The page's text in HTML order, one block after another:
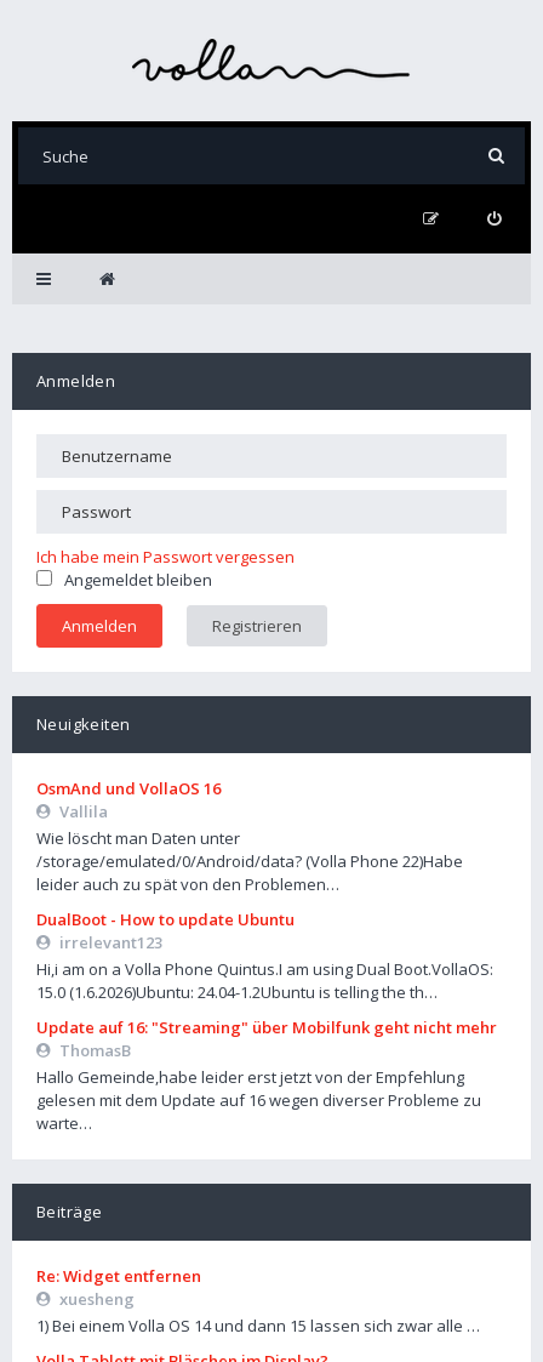
Anmelden
Ich habe mein Passwort vergessen
Angemeldet bleiben
Registrieren
Neuigkeiten
OsmAnd und VollaOS 16
Vallila
Wie löscht man Daten unter
/storage/emulated/0/Android/data? (Volla Phone 22)Habe
leider auch zu spät von den Problemen…
DualBoot - How to update Ubuntu
irrelevant123
Hi,i am on a Volla Phone Quintus.I am using Dual Boot.VollaOS:
15.0 (1.6.2026)Ubuntu: 24.04-1.2Ubuntu is telling the th…
Update auf 16: "Streaming" über Mobilfunk geht nicht mehr
ThomasB
Hallo Gemeinde,habe leider erst jetzt von der Empfehlung
gelesen mit dem Update auf 16 wegen diverser Probleme zu
warte…
Beiträge
Re: Widget entfernen
xuesheng
1) Bei einem Volla OS 14 und dann 15 lassen sich zwar alle …